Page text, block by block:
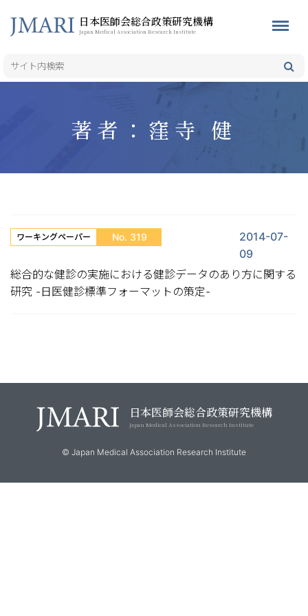
日本医師会総合政策研究機構
Japan Medical Association Research Institute
著者：窪寺 健
ワーキングペーパー No. 319
2014-07-
09
総合的な健診の実施における健診データのあり方に関する
研究 -日医健診標準フォーマットの策定-
日本医師会総合政策研究機構
Japan Medical Association Research Institute
© Japan Medical Association Research Institute